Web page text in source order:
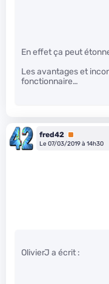
En effet ça peut
Les avantages et
fonctionnaire…
fred42 Premium
Le 07/03/2019 à 14h30
OlivierJ a écrit :